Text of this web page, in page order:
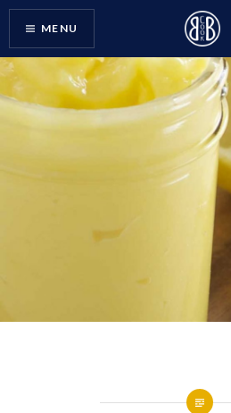
Accéder
contenu
principal
MENU